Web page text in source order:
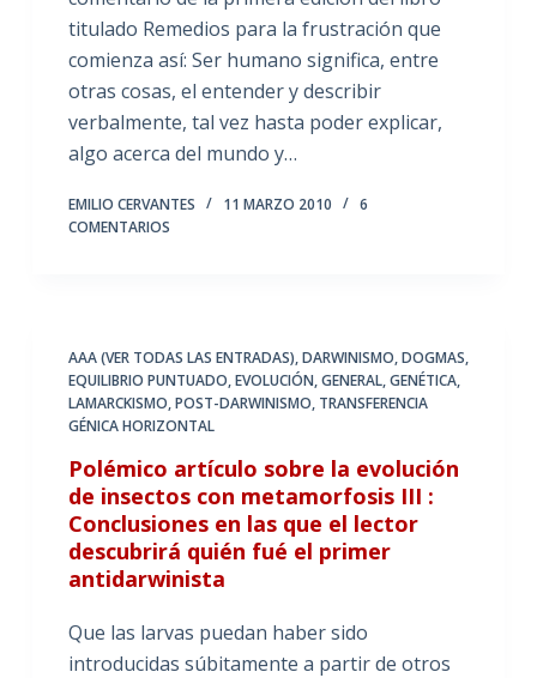
titulado Remedios para la frustración que
comienza así: Ser humano significa, entre
otras cosas, el entender y describir
verbalmente, tal vez hasta poder explicar,
algo acerca del mundo y…
EMILIO CERVANTES 11 MARZO 2010
6
COMENTARIOS
AAA (VER TODAS LAS ENTRADAS),DARWINISMO,DOGMAS,
EQUILIBRIO PUNTUADO,EVOLUCIÓN,GENERAL,GENÉTICA,
LAMARCKISMO,POST-DARWINISMO, TRANSFERENCIA
GÉNICA HORIZONTAL
Polémico artículo sobre la evolución
de insectos con metamorfosis III :
Conclusiones en las que el lector
descubrirá quién fué el primer
antidarwinista
Que las larvas puedan haber sido
introducidas súbitamente a partir de otros